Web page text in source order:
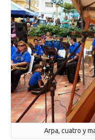
Arpa, cuatro y